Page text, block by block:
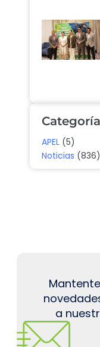
APEL (5)
Noticias (836)
a